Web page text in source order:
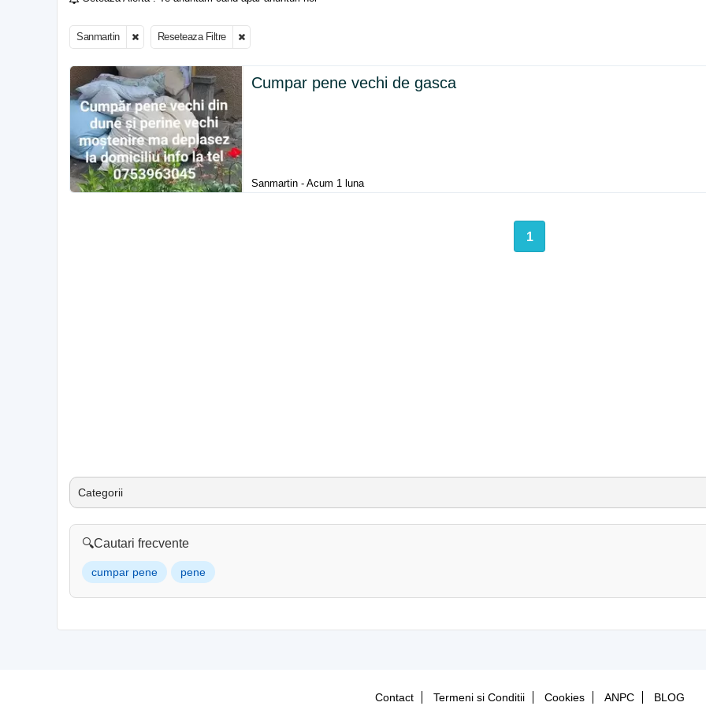
Sanmartin Reseteaza Filtre
Cumpar pene vechi de gasca
Sanmartin - Acum 1 luna
1
Categorii
🔍Cautari frecvente
cumpar pene pene
Contact Termeni si Conditii Cookies ANPC BLOG